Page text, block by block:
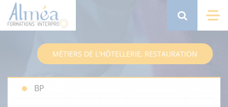
principal
Search
MÉTIERS DE L'HÔTELLERIE, RESTAURATION
BP